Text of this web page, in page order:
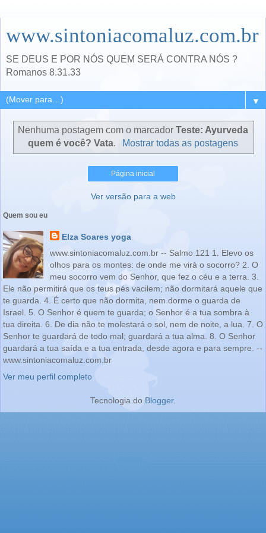
www.sintoniacomaluz.com.br
SE DEUS E POR NÓS QUEM SERÁ CONTRA NÓS ?
Romanos 8.31.33
▼
Nenhuma postagem com o marcador Teste: Ayurveda
quem é você? Vata. Mostrar todas as postagens
Página inicial
Ver versão para a web
Quem sou eu
Elza Soares yoga
www.sintoniacomaluz.com.br -- Salmo 121 1. Elevo os
olhos para os montes: de onde me virá o socorro? 2. O
meu socorro vem do Senhor, que fez o céu e a terra. 3.
Ele não permitirá que os teus pés vacilem; não dormitará aquele que
te guarda. 4. É certo que não dormita, nem dorme o guarda de
Israel. 5. O Senhor é quem te guarda; o Senhor é a tua sombra à
tua direita. 6. De dia não te molestará o sol, nem de noite, a lua. 7. O
Senhor te guardará de todo mal; guardará a tua alma. 8. O Senhor
guardará a tua saída e a tua entrada, desde agora e para sempre. --
www.sintoniacomaluz.com.br
Ver meu perfil completo
Tecnologia do Blogger.